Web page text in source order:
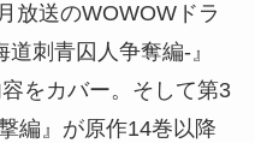
放送のWOWOWドラ
刺青囚人争奪編-』
をカバー。そして第3
編』が原作14巻以降